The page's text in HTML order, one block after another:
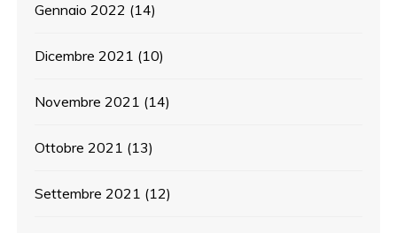
Gennaio 2022 (14)
Dicembre 2021 (10)
Novembre 2021 (14)
Ottobre 2021 (13)
Settembre 2021 (12)